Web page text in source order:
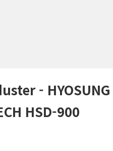
- HYOSUNG
HSD-900